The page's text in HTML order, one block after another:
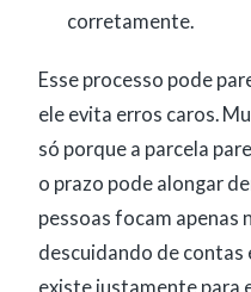
corretamente.
Esse processo pode
ele evita erros caros.
só porque a parcela
o prazo pode alongar
pessoas focam apenas
descuidando de contas
existe justamente para